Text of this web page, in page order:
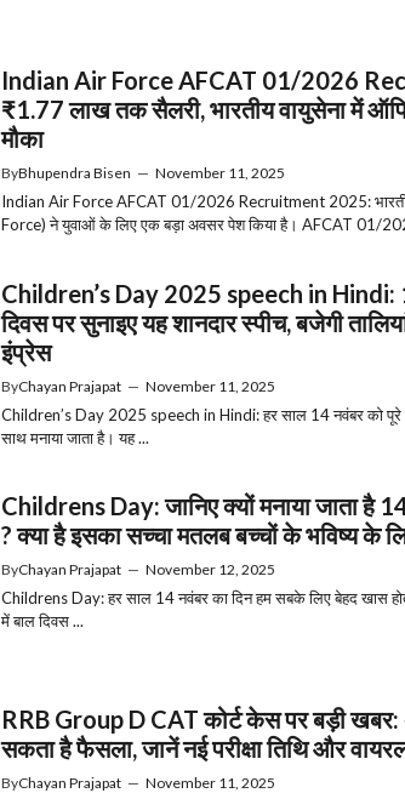
Indian Air Force AFCAT 01/2026
₹1.77 लाख तक सैलरी, भारतीय वायुसेना में
मौका
ByBhupendra Bisen — November 11, 2025
Indian Air Force AFCAT 01/2026 Recruitment 2025:
Force) ने युवाओं के लिए एक बड़ा अवसर पेश किया है। AFCAT 01/
Children’s Day 2025 speech in Hindi:
दिवस पर सुनाइए यह शानदार स्पीच, बजेगी
इंप्रेस
ByChayan Prajapat — November 11, 2025
Children’s Day 2025 speech in Hindi: हर साल 14 नवंबर को पूरे
साथ मनाया जाता है। यह ...
Childrens Day: जानिए क्यों मनाया जाता है
? क्या है इसका सच्चा मतलब बच्चों के भविष्य के
ByChayan Prajapat — November 12, 2025
Childrens Day: हर साल 14 नवंबर का दिन हम सबके लिए बेहद खास
में बाल दिवस ...
RRB Group D CAT कोर्ट केस पर बड़ी खबर:
सकता है फैसला, जानें नई परीक्षा तिथि और
ByChayan Prajapat — November 11, 2025